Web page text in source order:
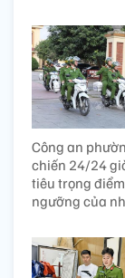
Công an
chiến 24/24
tiêu trọng
ngưỡng của